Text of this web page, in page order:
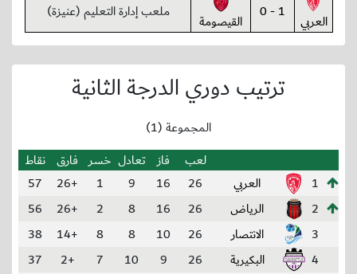
العربي 1 - 0 القيصومة ملعب إدارة التعليم (عنيزة)
ترتيب دوري الدرجة الثانية
المجموعة (1)
لعب
فاز تعادل خسر فارق نقاط
1
العربي 26
16
9
1
+26
57
2
الرياض 26
16
8
2
+26
56
3
الانتصار 26
10
8
8
+14
38
4
البكيرية 26
9
10
7
+2
37